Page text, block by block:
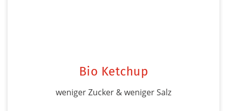
Bio Ketchup
weniger Zucker & weniger Salz